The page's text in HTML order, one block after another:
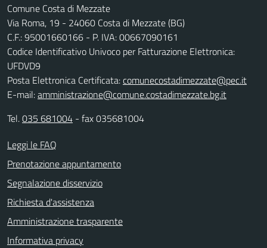
Comune Costa di Mezzate
Via Roma, 19 - 24060 Costa di Mezzate (BG)
C.F.: 95001660166 - P. IVA: 00667090161
Codice Identificativo Univoco per Fatturazione Elettronica:
UFDVD9
Posta Elettronica Certificata:comunecostadimezzate@pec.it
E-mail:amministrazione@comune.costadimezzate.bg.it
Tel.035 681004 - fax 035681004
Leggi le FAQ
Prenotazione appuntamento
Segnalazione disservizio
Richiesta d'assistenza
Amministrazione trasparente
Informativa privacy